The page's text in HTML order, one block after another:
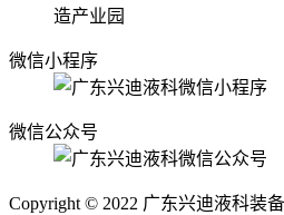
造产业园
微信小程序
微信公众号
Copyright © 2022 广东兴迪液科